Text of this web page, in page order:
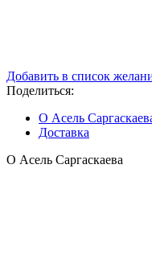
Добавить в список
Поделиться:
О Асель
Доставка
О Асель Саргаскаева